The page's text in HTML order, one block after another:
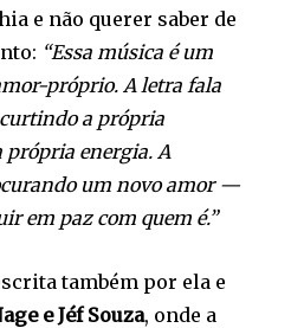
e não querer saber de
“Essa música é um
próprio. A letra fala
a própria
própria energia. A
um novo amor —
em paz com quem é.”
também por ela e
e Jéf Souza, onde a